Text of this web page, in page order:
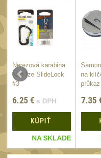
Schmidt&Bender3
Delta Optical
Vector Optics
Čištění 39
AR15
AK4710
Nerezová karabina
Nite Ize SlideLock
#3
6.25 € s DPH
KÚPIŤ
NA SKLADE
na
7.35